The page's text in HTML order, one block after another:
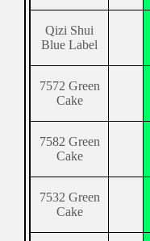
Qizi Shui
Blue Label
7572 Green
Cake
7582 Green
Cake
7532 Green
Cake